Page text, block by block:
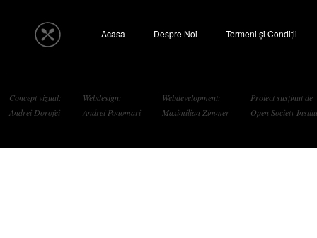
Acasa Despre Noi Termeni și Condiții
Concept vizual:
Andrei Dorofei
Webdesign:
Andrei Ponomari
Webdevelopment:
Maximilian Zimmer
Proiect susținut de
Open Society